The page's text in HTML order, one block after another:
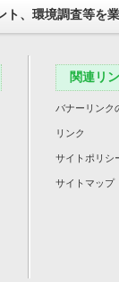
、環境調査等を
関連リ
バナーリンク
リンク
サイトポリシ
サイトマップ